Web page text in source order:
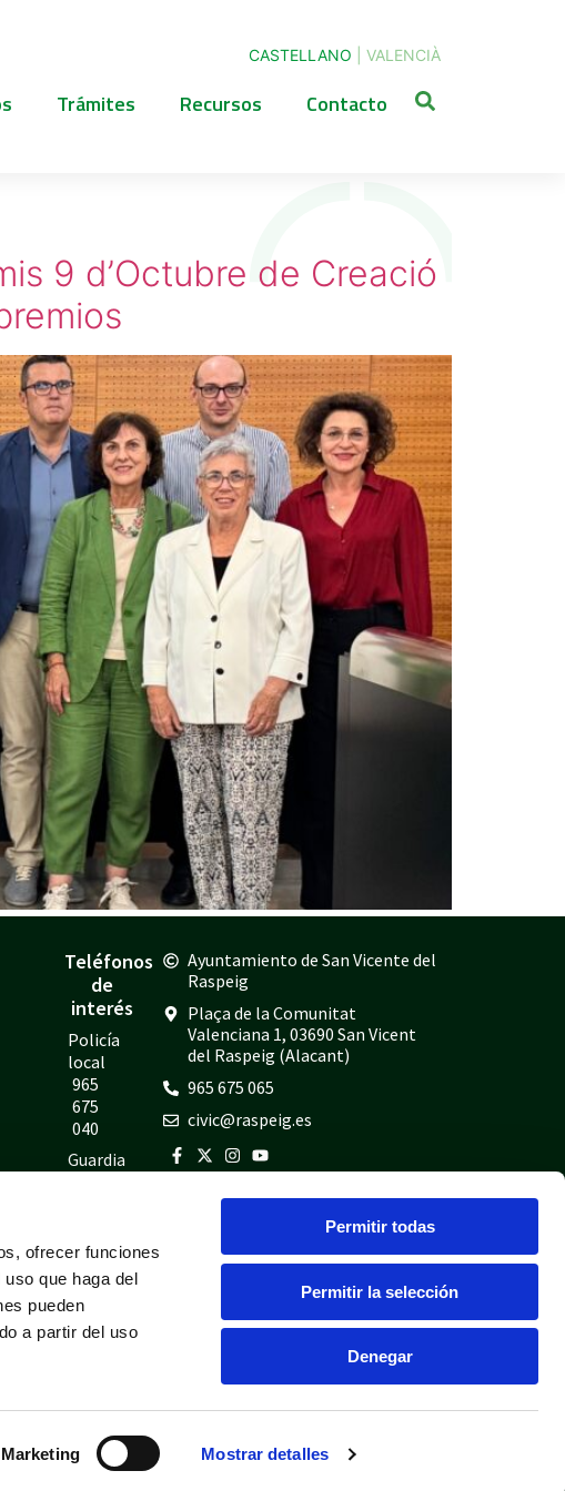
ofrecer funciones
que haga del
pueden
a partir del uso
Marketing Mostrar detalles
Permitir todas
Permitir la selección
Denegar
CASTELLANO VALENCIÀ
Trámites Recursos Contacto
9 d’Octubre de Creació
Teléfonos
de
interés
Policía
local
965
675
040
Guardia
814
Bomberos
675
Ayuntamiento de San Vicente del
Raspeig
Plaça de la Comunitat
Valenciana 1, 03690 San Vicent
del Raspeig (Alacant)
965 675 065
civic@raspeig.es